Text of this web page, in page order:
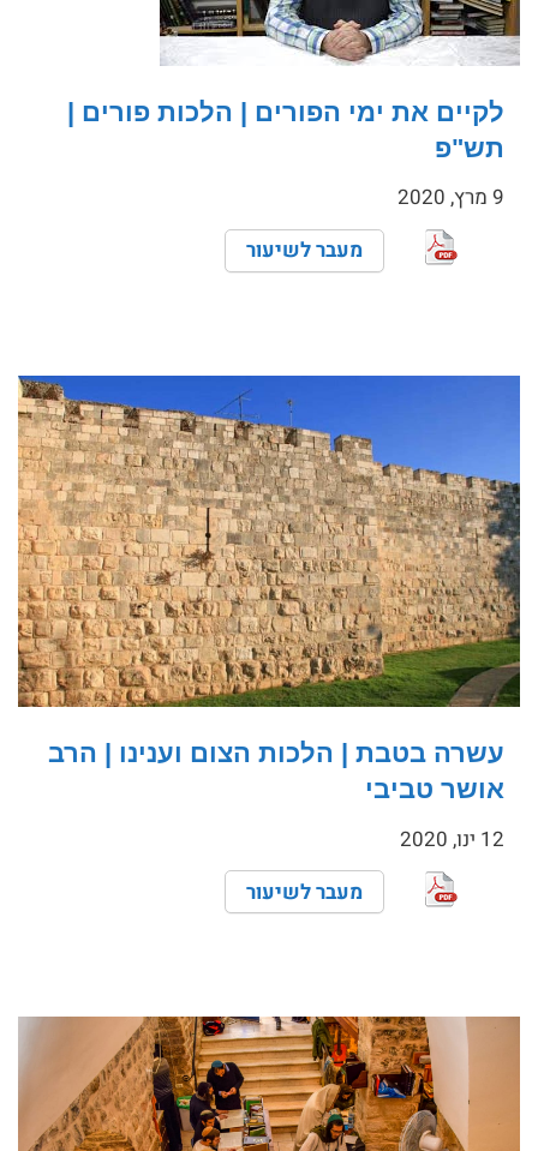
לקיים את ימי הפורים | הלכות פורים |
תש"פ
9 מרץ, 2020
עשרה בטבת | הלכות הצום וענינו | הרב
אושר טביבי
12 ינו, 2020